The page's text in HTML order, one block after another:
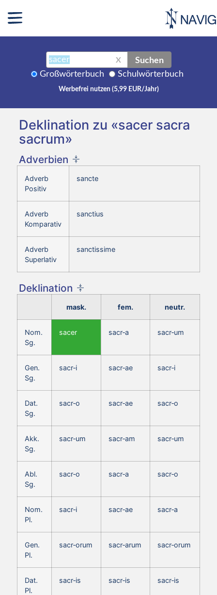
X Suchen
Großwörterbuch Schulwörterbuch
Werbefrei nutzen (5,99 EUR/Jahr)
Deklination zu «sacer sacra
sacrum»
Adverbien
Adverb
Positiv
sancte
Adverb
Komparativ
sanctius
Adverb
Superlativ
sanctissime
Deklination
mask. fem. neutr.
Nom.
Sg.
sacer sacr‑a sacr‑um
Gen.
Sg.
sacr‑i sacr‑ae sacr‑i
Dat.
Sg.
sacr‑o sacr‑ae sacr‑o
Akk.
Sg.
sacr‑um sacr‑am sacr‑um
Abl.
Sg.
sacr‑o sacr‑a sacr‑o
Nom.
Pl.
sacr‑i sacr‑ae sacr‑a
Gen.
Pl.
sacr‑orum sacr‑arum sacr‑orum
Dat.
Pl.
sacr‑is sacr‑is sacr‑is